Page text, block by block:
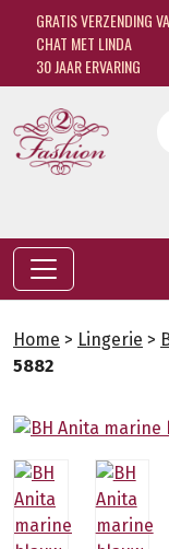
GRATIS VERZENDING
CHAT MET LINDA
30 JAAR ERVARING
Home > Lingerie >
5882